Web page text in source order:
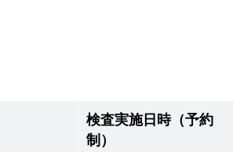
検査実施日時（予約
制）